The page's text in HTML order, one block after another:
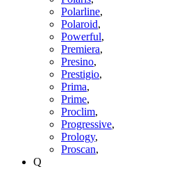
Polarline,
Polaroid,
Powerful,
Premiera,
Presino,
Prestigio,
Prima,
Prime,
Proclim,
Progressive,
Prology,
Proscan,
Q